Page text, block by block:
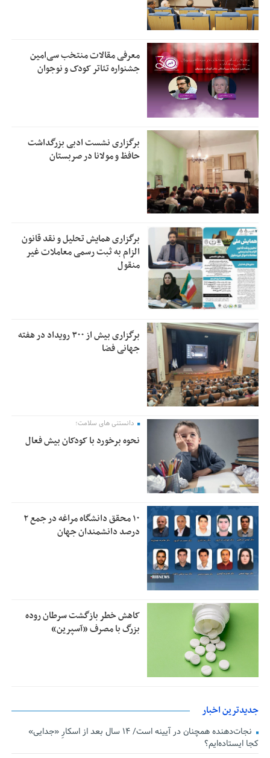
معرفی مقالات منتخب سی‌امین
جشنواره تئاتر کودک و نوجوان
برگزاری نشست ادبی بزرگداشت
حافظ و مولانا در صربستان
برگزاری همایش تحلیل و نقد قانون
الزام به ثبت رسمی معاملات غیر
منقول
برگزاری بیش از ۳۰۰ رویداد در هفته
جهانی فضا
دانستنی های سلامت؛
نحوه برخورد با کودکان بیش فعال
۱۰ محقق دانشگاه مراغه در جمع ۲
درصد دانشمندان جهان
کاهش خطر بازگشت سرطان روده
بزرگ با مصرف «آسپرین»
جدیدترین اخبار
نجات‌دهنده‌ همچنان در آیینه است/ ۱۴ سال بعد از اسکارِ «جدایی»
کجا ایستاده‌ایم؟